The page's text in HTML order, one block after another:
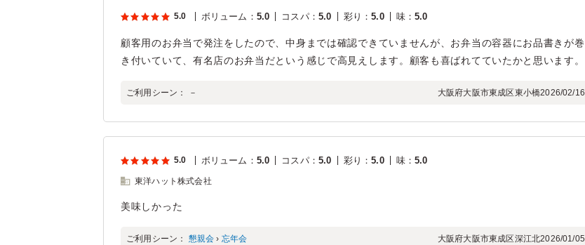
5.0 ボリューム ： 5.0 コスパ： 5.0 彩り ：5.0 味：5.0
顧客用のお弁当で発注をしたので、中身までは確認できていませんが、お弁当の容器にお品書きが巻
き付いていて、有名店のお弁当だという感じで高見えします。顧客も喜ばれてていたかと思います。
ご利用シーン： － 大阪府大阪市東成区東小橋2026/02/16
5.0 ボリューム ： 5.0 コスパ： 5.0 彩り ：5.0 味：5.0
東洋ハット株式会社
美味しかった
ご利用シーン： 懇親会 › 忘年会 大阪府大阪市東成区深江北2026/01/05